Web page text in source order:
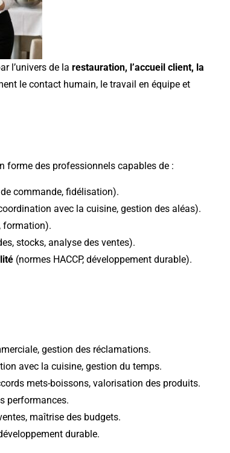
l’univers de la restauration, l’accueil client, la
le contact humain, le travail en équipe et
forme des professionnels capables de :
commande, fidélisation).
avec la cuisine, gestion des aléas).
formation).
stocks, analyse des ventes).
(normes HACCP, développement durable).
gestion des réclamations.
avec la cuisine, gestion du temps.
mets-boissons, valorisation des produits.
performances.
maîtrise des budgets.
durable.